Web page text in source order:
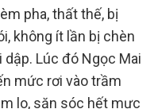
pha, thất thế, bị
không ít lần bị chèn
dập. Lúc đó Ngọc Mai
mức rơi vào trầm
lo, săn sóc hết mực